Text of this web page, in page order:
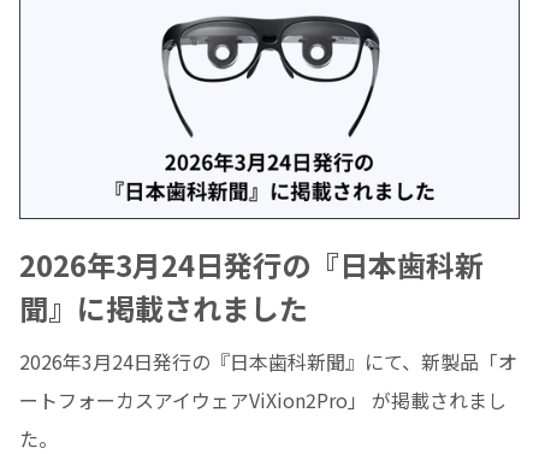
2026年3月24日発行の『日本歯科新
聞』に掲載されました
2026年3月24日発行の『日本歯科新聞』にて、新製品「オ
ートフォーカスアイウェアViXion2Pro」 が掲載されまし
た。